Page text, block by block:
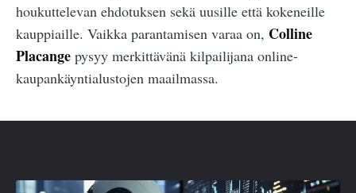
houkuttelevan ehdotuksen sekä uusille että kokeneille
kauppiaille. Vaikka parantamisen varaa on, Colline
Placange pysyy merkittävänä kilpailijana online-
kaupankäyntialustojen maailmassa.